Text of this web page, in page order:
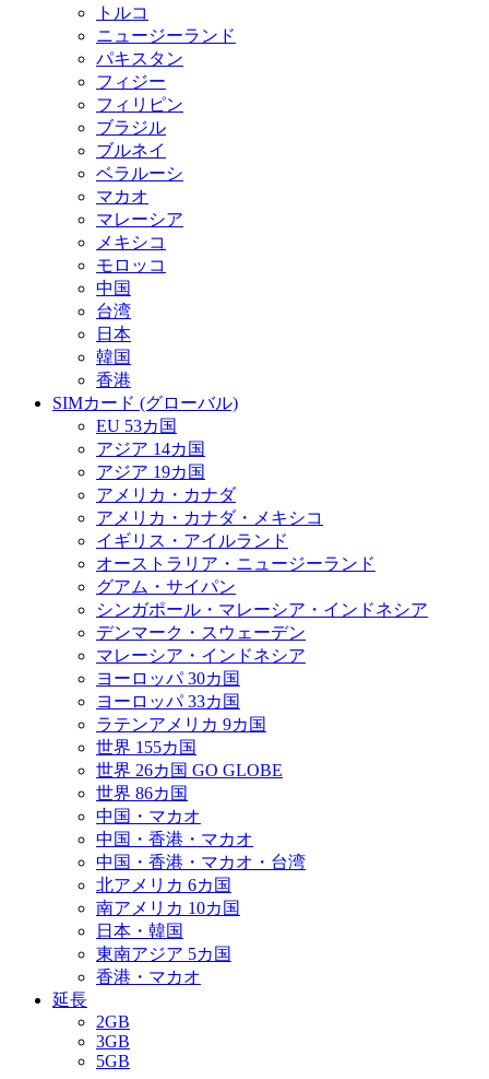
トルコ
ニュージーランド
パキスタン
フィジー
フィリピン
ブラジル
ブルネイ
ベラルーシ
マカオ
マレーシア
メキシコ
モロッコ
中国
台湾
日本
韓国
香港
SIMカード (グローバル)
EU 53カ国
アジア 14カ国
アジア 19カ国
アメリカ・カナダ
アメリカ・カナダ・メキシコ
イギリス・アイルランド
オーストラリア・ニュージーランド
グアム・サイパン
シンガポール・マレーシア・インドネシア
デンマーク・スウェーデン
マレーシア・インドネシア
ヨーロッパ 30カ国
ヨーロッパ 33カ国
ラテンアメリカ 9カ国
世界 155カ国
世界 26カ国 GO GLOBE
世界 86カ国
中国・マカオ
中国・香港・マカオ
中国・香港・マカオ・台湾
北アメリカ 6カ国
南アメリカ 10カ国
日本・韓国
東南アジア 5カ国
香港・マカオ
延長
2GB
3GB
5GB